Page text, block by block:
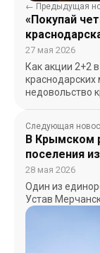
← Предыдущая
«Покупай
детского
27 мая 2026
Как акции 2+2
недовольство
Следующая
В Крымском
поселения
единороссов
28 мая 2026
Один из
Устав